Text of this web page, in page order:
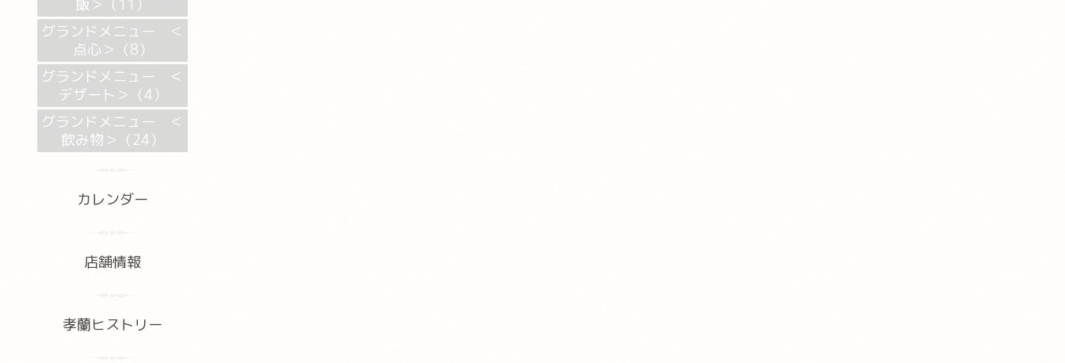
飯＞（11）
グランドメニュー ＜
点心＞（8）
グランドメニュー ＜
デザート＞（4）
グランドメニュー ＜
飲み物＞（24）
カレンダー
店舗情報
孝蘭ヒストリー